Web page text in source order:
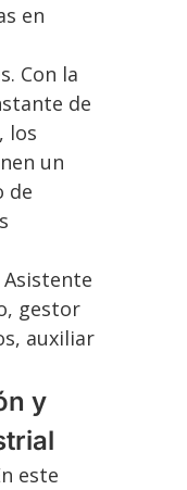
en
Con la
de
los
un
de
Asistente
gestor
auxiliar
y
este